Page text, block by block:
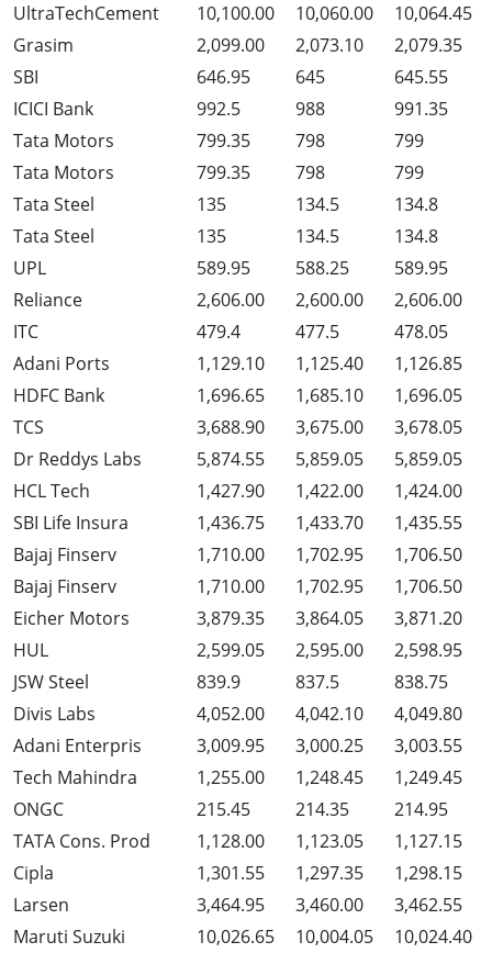
UltraTechCement
10,100.00 10,060.00
10,064.45
Grasim
2,099.00 2,073.10
2,079.35
SBI
646.95 645
645.55
ICICI Bank
992.5 988
991.35
Tata Motors
799.35 798
799
Tata Motors
799.35 798
799
Tata Steel
135 134.5
134.8
Tata Steel
135 134.5
134.8
UPL
589.95 588.25
589.95
Reliance
2,606.00 2,600.00
2,606.00
ITC
479.4 477.5
478.05
Adani Ports
1,129.10 1,125.40
1,126.85
HDFC Bank
1,696.65 1,685.10
1,696.05
TCS
3,688.90 3,675.00
3,678.05
Dr Reddys Labs
5,874.55 5,859.05
5,859.05
HCL Tech
1,427.90 1,422.00
1,424.00
SBI Life Insura
1,436.75 1,433.70
1,435.55
Bajaj Finserv
1,710.00 1,702.95
1,706.50
Bajaj Finserv
1,710.00 1,702.95
1,706.50
Eicher Motors
3,879.35 3,864.05
3,871.20
HUL
2,599.05 2,595.00
2,598.95
JSW Steel
839.9 837.5
838.75
Divis Labs
4,052.00 4,042.10
4,049.80
Adani Enterpris
3,009.95 3,000.25
3,003.55
Tech Mahindra
1,255.00 1,248.45
1,249.45
ONGC
215.45 214.35
214.95
TATA Cons. Prod
1,128.00 1,123.05
1,127.15
Cipla
1,301.55 1,297.35
1,298.15
Larsen
3,464.95 3,460.00
3,462.55
Maruti Suzuki
10,026.65 10,004.05
10,024.40